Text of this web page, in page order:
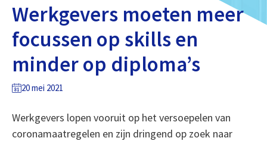
Werkgevers moeten meer
focussen op skills en
minder op diploma’s
20 mei 2021
Werkgevers lopen vooruit op het versoepelen van
coronamaatregelen en zijn dringend op zoek naar